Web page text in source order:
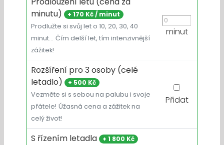
minutu)
+170 Kč / minut
Prodlužte si svůj let o 10, 20, 30, 40
minut… Čím delší let, tím intenzivnější
zážitek!
minut
Rozšíření pro 3 osoby (celé
letadlo)
+ 500 Kč
Vezměte si s sebou na palubu i svoje
přátele! Úžasná cena a zážitek na
celý život!
Přidat
S řízením letadla +1 800 Kč